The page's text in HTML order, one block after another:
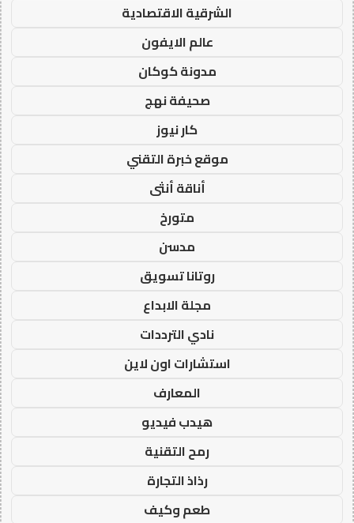
الشرقية الاقتصادية
عالم الايفون
مدونة كوكان
صحيفة نهج
كار نيوز
موقع خبرة التقني
أناقة أنثى
متورخ
مدسن
روتانا تسويق
مجلة الابداع
نادي الترددات
استشارات اون لاين
المعارف
هيدب فيديو
رمح التقنية
رذاذ التجارة
طعم وكيف